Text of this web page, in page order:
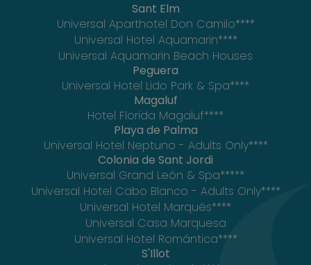
Sant Elm
Universal Aparthotel Don Camilo****
Universal Hotel Aquamarin****
Universal Aquamarin Beach Houses
Peguera
Universal Hotel Lido Park & Spa****
Magaluf
Hotel Florida Magaluf****
Playa de Palma
Universal Hotel Neptuno - Adults Only****
Colonia de Sant Jordi
Universal Grand León & Spa*****
Universal Hotel Cabo Blanco - Adults Only****
Universal Hotel Marqués****
Universal Casa Marquesa
Universal Hotel Romántica****
S'Illot